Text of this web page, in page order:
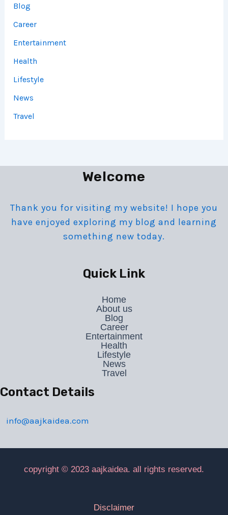
Blog
Career
Entertainment
Health
Lifestyle
News
Travel
Welcome
Thank you for visiting my website! I hope you
have enjoyed exploring my blog and learning
something new today.
Quick Link
Home
About us
Blog
Career
Entertainment
Health
Lifestyle
News
Travel
Contact Details
info@aajkaidea.com
copyright © 2023 aajkaidea. all rights reserved.
Disclaimer